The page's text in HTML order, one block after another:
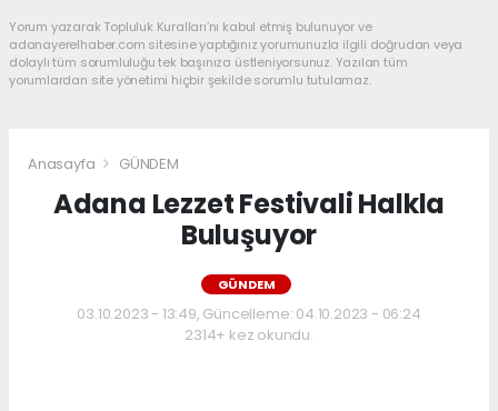
Yorum yazarak Topluluk Kuralları’nı kabul etmiş bulunuyor ve
adanayerelhaber.com sitesine yaptığınız yorumunuzla ilgili doğrudan veya
dolaylı tüm sorumluluğu tek başınıza üstleniyorsunuz. Yazılan tüm
yorumlardan site yönetimi hiçbir şekilde sorumlu tutulamaz.
Anasayfa GÜNDEM
Adana Lezzet Festivali Halkla
Buluşuyor
GÜNDEM
03.10.2023 - 13:49, Güncelleme: 04.10.2023 - 06:24
2314+ kez okundu.